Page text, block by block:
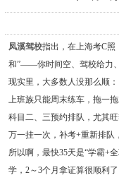
凤溪驾校指出，在上海考C照
和”——你时间空、驾校给力
现实里，大多数人没那么顺：
上班族只能周末练车，拖一拖
科目二、三预约排队，尤其
万一挂一次，补考+重新排队
所以啊，最快35天是“学霸+
学，2～3个月拿证算很顺利了